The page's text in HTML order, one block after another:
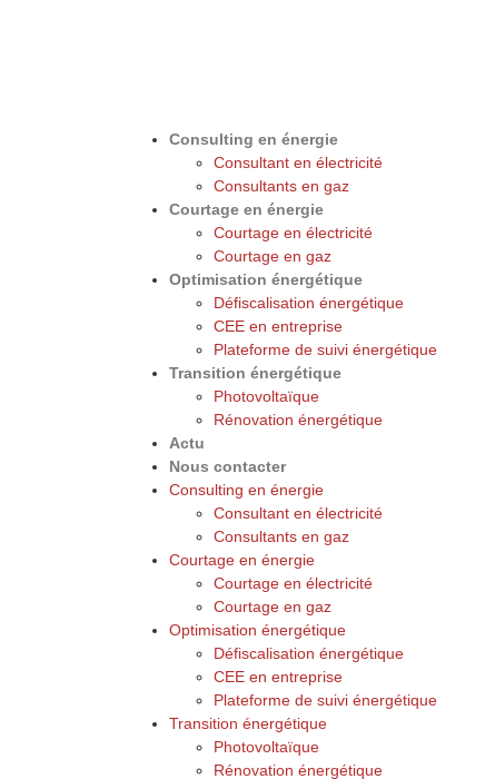
Consulting en énergie
Consultant en électricité
Consultants en gaz
Courtage en énergie
Courtage en électricité
Courtage en gaz
Optimisation énergétique
Défiscalisation énergétique
CEE en entreprise
Plateforme de suivi énergétique
Transition énergétique
Photovoltaïque
Rénovation énergétique
Actu
Nous contacter
Consulting en énergie
Consultant en électricité
Consultants en gaz
Courtage en énergie
Courtage en électricité
Courtage en gaz
Optimisation énergétique
Défiscalisation énergétique
CEE en entreprise
Plateforme de suivi énergétique
Transition énergétique
Photovoltaïque
Rénovation énergétique